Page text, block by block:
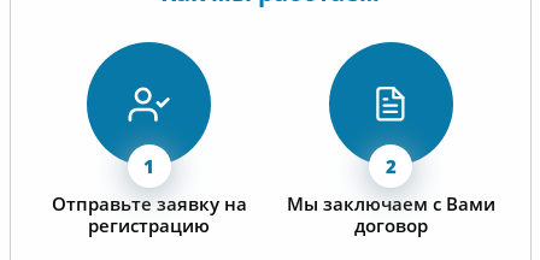
Отправьте заявку на
регистрацию
Мы заключаем с Вами
договор